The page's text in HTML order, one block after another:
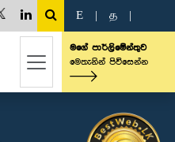
E த
මගේ පාර්ලිමේන්තුව
මෙතැනින් පිවිසෙන්න